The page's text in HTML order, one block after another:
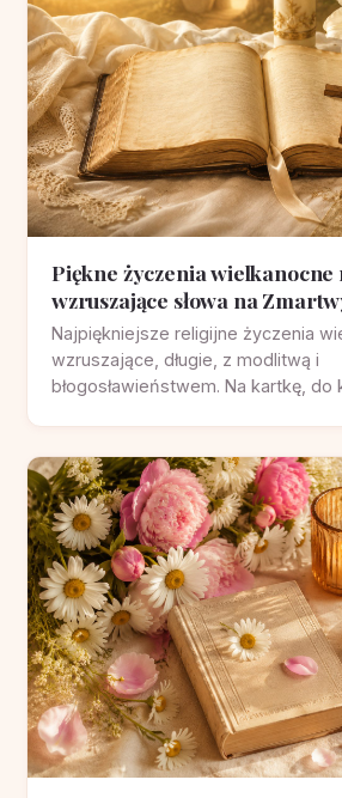
Piękne życzenia
wzruszające słowa na
Najpiękniejsze religijne życzenia
wzruszające, długie, z modlitwą i
błogosławieństwem. Na kartkę, do